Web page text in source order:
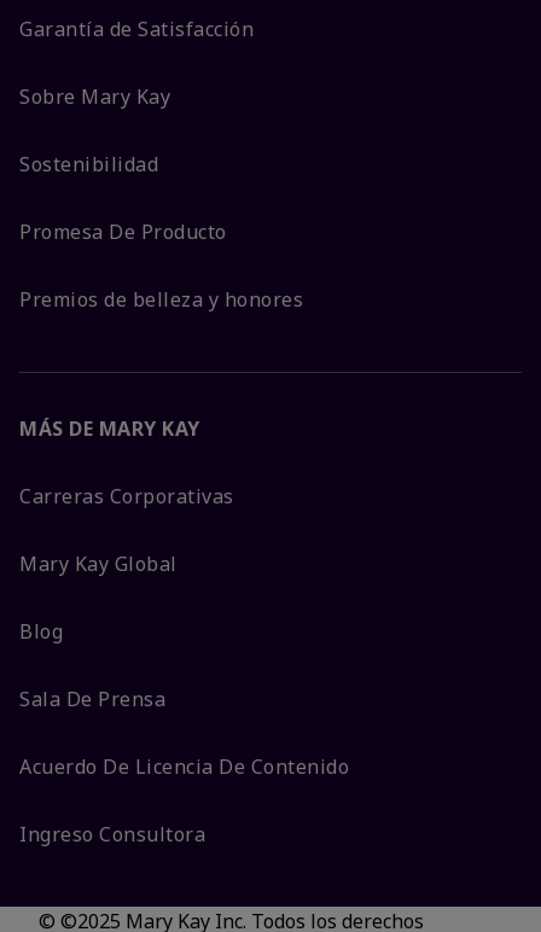
Garantía de Satisfacción
Sobre Mary Kay
Sostenibilidad
Promesa De Producto
Premios de belleza y honores
MÁS DE MARY KAY
Carreras Corporativas
Mary Kay Global
Blog
Sala De Prensa
Acuerdo De Licencia De Contenido
Ingreso Consultora
© ©2025 Mary Kay Inc. Todos los derechos